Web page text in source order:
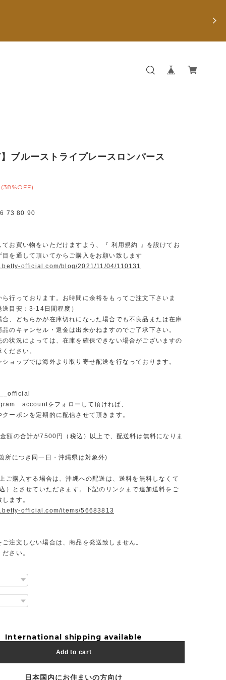
ブルーストライプレースロンパース
(38%OFF)
73 80 90
てお買い物をいただけますよう、『 利用規約 』を設けてお
目を通して頂いてからご購入をお願い致します
official.com/blog/2021/11/04/110131
ら行っております。お時間に余裕をもってご注文下さいま
送目安：3-14日間程度）
合、どちらかが在庫切れになった場合でも不良品または在庫
品のキャンセル・返金は出来かねますのでご了承下さい。
の状況によっては、在庫を確保できない場合がございますの
ださい。
ショップでは海外より取り寄せ配送を行なっております。
accountをフォローして頂ければ、
ーポンを定期的に配信させて頂きます。
額の合計が7500円（税込）以上で、配送料は無料になりま
所につき同一日・沖縄県は対象外)
購入する場合は、沖縄への配送は、送料を無料しなくて
）とさせていただきます。下記のリンクまで追加送料をご
ます。
official.com/items/56683813
注文しない場合は、商品を発送致しません。
さい。
International shipping available
Add to cart
日本国内にお住まいの方向け